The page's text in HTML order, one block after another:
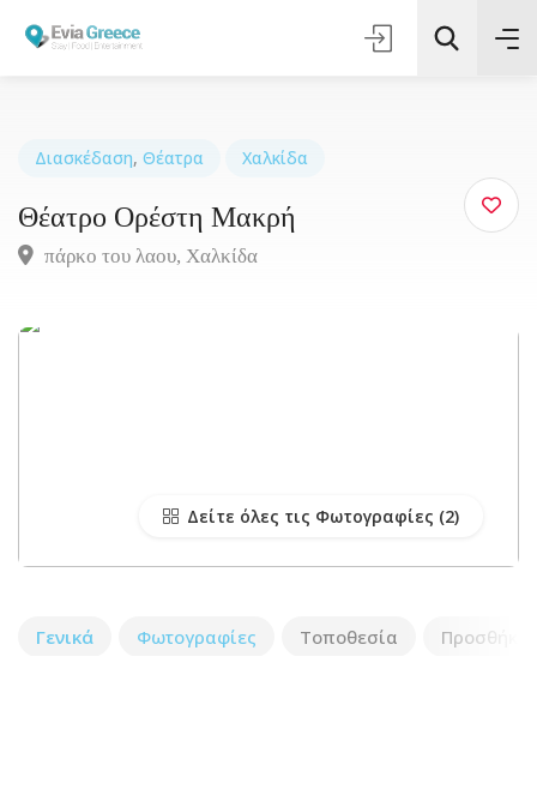
Τοποθεσία
Διασκέδαση, Θέατρα Χαλκίδα
Θέατρο Ορέστη Μακρή
πάρκο του λαου, Xαλκίδα
Δείτε όλες τις Φωτογραφίες
Γενικά Φωτογραφίες Τοποθεσία Προσθήκη